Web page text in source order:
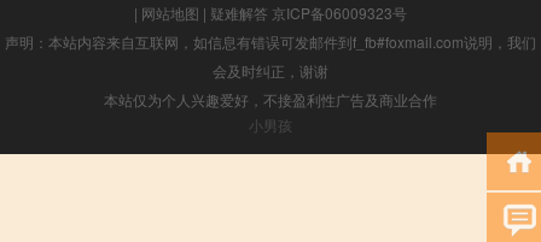
| 网站地图 | 疑难解答 京ICP备06009323号
声明：本站内容来自互联网，如信息有错误可发邮件到f_fb#foxmail.com说明，我们
会及时纠正，谢谢
本站仅为个人兴趣爱好，不接盈利性广告及商业合作
小男孩